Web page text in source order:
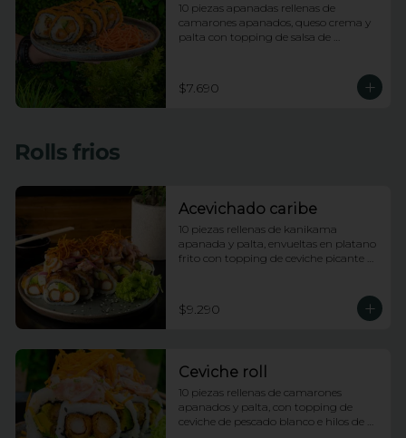
10 piezas apanadas rellenas de
camarones apanados, queso crema y
palta con topping de salsa de
$7.690
Rolls frios
Acevichado caribe
10 piezas rellenas de kanikama
apanada y palta, envueltas en platano
frito con topping de ceviche picante de
$9.290
Ceviche roll
10 piezas rellenas de camarones
apanados y palta, con topping de
ceviche de pescado blanco e hilos de